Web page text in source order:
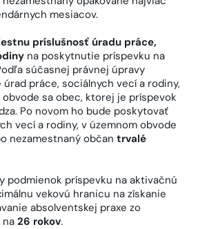
mesiacov.
príslušnosť úradu práce,
na poskytnutie príspevku na
súčasnej právnej úpravy
práce, sociálnych vecí a rodiny,
sa obec, ktorej je príspevok
Po novom ho bude poskytovať
vecí a rodiny, v územnom obvode
nezamestnaný občan trvalé
podmienok príspevku na aktivačnú
vekovú hranicu na získanie
absolventskej praxe zo
26 rokov.